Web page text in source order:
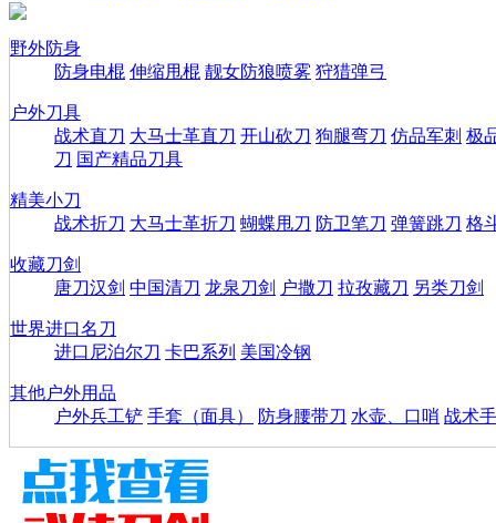
野外防身
防身电棍 伸缩甩棍 靓女防狼喷雾 狩猎弹弓
户外刀具
战术直刀 大马士革直刀 开山砍刀 狗腿弯刀 仿品军刺 极
刀 国产精品刀具
精美小刀
战术折刀 大马士革折刀 蝴蝶甩刀 防卫笔刀 弹簧跳刀 格
收藏刀剑
唐刀汉剑 中国清刀 龙泉刀剑 户撒刀 拉孜藏刀 另类刀剑
世界进口名刀
进口尼泊尔刀 卡巴系列 美国冷钢
其他户外用品
户外兵工铲 手套（面具） 防身腰带刀 水壶、口哨 战术